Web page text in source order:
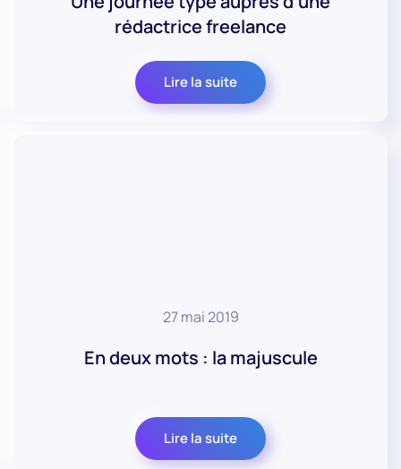
rédactrice freelance
Lire la suite
27 mai 2019
En deux mots : la majuscule
Lire la suite